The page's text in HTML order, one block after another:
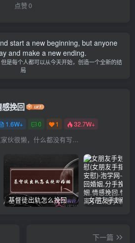
点赞0
start a new beginning, but anyone
and make a new ending.
是每个人都可以从今天开始，创造一个全新的结
局
感挽回
1.6W+ 0 1 32.7W+
伙很懒，什么都没有写...
基督徒出轨怎么挽回婚姻(基督徒面对出轨婚姻)
下一篇